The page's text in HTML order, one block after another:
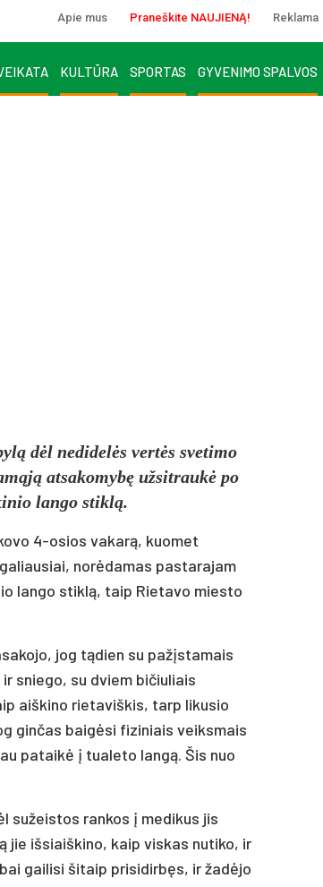
Apie mus Praneškite NAUJIENĄ! Reklama
KULTŪRA SPORTAS GYVENIMO SPALVOS
dėl nedidelės vertės svetimo
atsakomybę užsitraukė po
lango stiklą.
4-osios vakarą, kuomet
norėdamas pastarajam
lango stiklą, taip Rietavo miesto
jog tądien su pažįstamais
sniego, su dviem bičiuliais
aiškino rietaviškis, tarp likusio
ginčas baigėsi fiziniais veiksmais
pataikė į tualeto langą. Šis nuo
sužeistos rankos į medikus jis
jie išsiaiškino, kaip viskas nutiko, ir
gailisi šitaip prisidirbęs, ir žadėjo